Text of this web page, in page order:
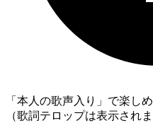
「本人の歌声入り」で楽し
（歌詞テロップは表示されま